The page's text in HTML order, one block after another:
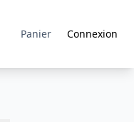
Panier Connexion